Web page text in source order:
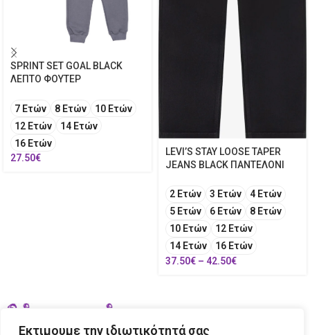
Εκτιμουμε την ιδιωτικότητά σας
SPRINT SET GOAL BLACK
ΛΕΠΤΟ ΦΟΥΤΕΡ
7 Ετών 8 Ετών
10 Ετών
12 Ετών
14 Ετών
16 Ετών
27.50€
LEVI’S STAY LOOSE TAPER
JEANS BLACK ΠΑΝΤΕΛΟΝΙ
2 Ετών 3 Ετών
4 Ετών
5 Ετών
6 Ετών
8 Ετών
10 Ετών
12 Ετών
14 Ετών
16 Ετών
37.50€ – 42.50€